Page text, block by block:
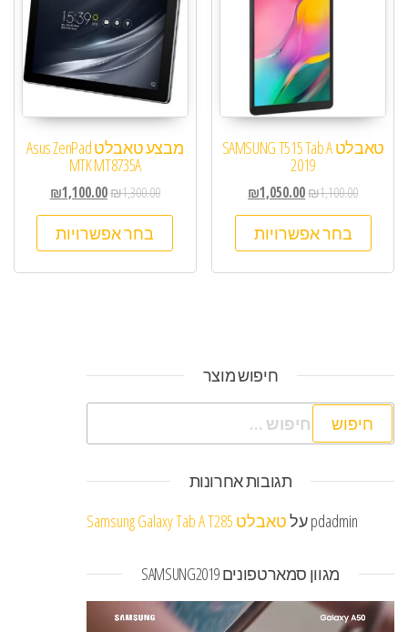
טאבלט SAMSUNG T515 Tab A
2019
₪1,100.00
₪1,050.00
בחר אפשרויות
מבצע טאבלט Asus ZenPad
MTK MT8735A
₪1,300.00
₪1,100.00
בחר אפשרויות
חיפוש מוצר
חיפוש:
תגובות אחרונות
pdadminעלטאבלט Samsung Galaxy Tab A T285
מגוון סמארטפונים SAMSUNG2019
נגן